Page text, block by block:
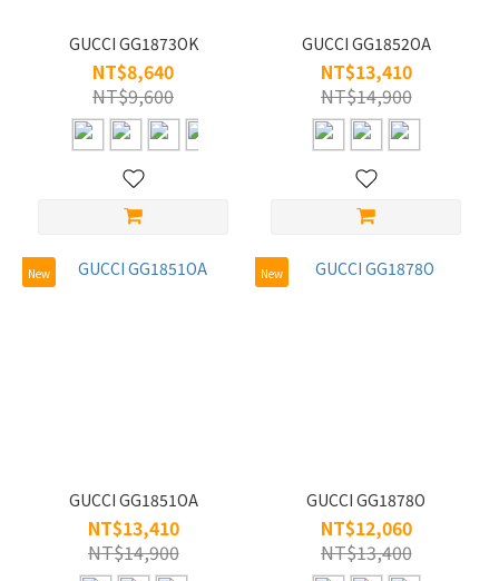
GUCCI GG1873OK
NT$8,640
NT$9,600
GUCCI GG1852OA
NT$13,410
NT$14,900
New
GUCCI GG1851OA
NT$13,410
NT$14,900
New
GUCCI GG1878O
NT$12,060
NT$13,400